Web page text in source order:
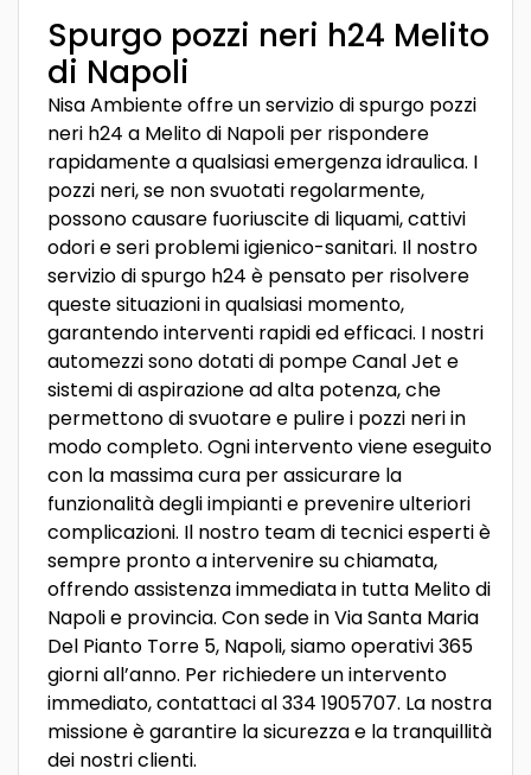
Spurgo pozzi neri h24 Melito
di Napoli
Nisa Ambiente offre un servizio di spurgo pozzi
neri h24 a Melito di Napoli per rispondere
rapidamente a qualsiasi emergenza idraulica. I
pozzi neri, se non svuotati regolarmente,
possono causare fuoriuscite di liquami, cattivi
odori e seri problemi igienico-sanitari. Il nostro
servizio di spurgo h24 è pensato per risolvere
queste situazioni in qualsiasi momento,
garantendo interventi rapidi ed efficaci. I nostri
automezzi sono dotati di pompe Canal Jet e
sistemi di aspirazione ad alta potenza, che
permettono di svuotare e pulire i pozzi neri in
modo completo. Ogni intervento viene eseguito
con la massima cura per assicurare la
funzionalità degli impianti e prevenire ulteriori
complicazioni. Il nostro team di tecnici esperti è
sempre pronto a intervenire su chiamata,
offrendo assistenza immediata in tutta Melito di
Napoli e provincia. Con sede in Via Santa Maria
Del Pianto Torre 5, Napoli, siamo operativi 365
giorni all’anno. Per richiedere un intervento
immediato, contattaci al 334 1905707. La nostra
missione è garantire la sicurezza e la tranquillità
dei nostri clienti.